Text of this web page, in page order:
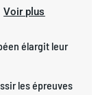
Voir plus
élargit leur
les épreuves